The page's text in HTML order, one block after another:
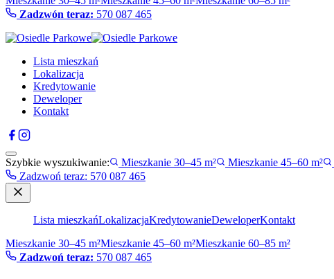
Zadzwón teraz: 570 087 465
Lista mieszkań
Lokalizacja
Kredytowanie
Deweloper
Kontakt
Szybkie wyszukiwanie: Mieszkanie 30–45 m² Mieszkanie 45–60 m²
Zadzwoń teraz: 570 087 465
Lista mieszkańLokalizacjaKredytowanieDeweloperKontakt
Mieszkanie 30–45 m²Mieszkanie 45–60 m²Mieszkanie 60–85 m²
Zadzwoń teraz: 570 087 465